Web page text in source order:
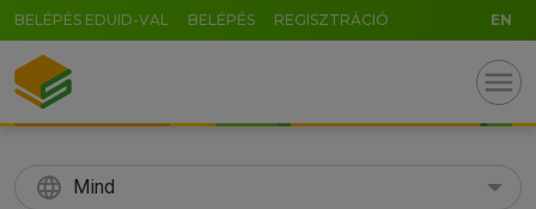
BELÉPÉS EDUID-VAL BELÉPÉS REGISZTRÁCIÓ EN
menu
language Mind